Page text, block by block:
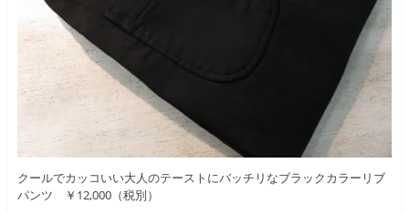
クールでカッコいい大人のテーストにバッチリなブラックカラーリブ
パンツ ￥12,000（税別）